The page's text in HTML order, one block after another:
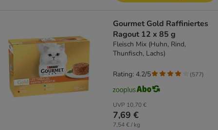
Gourmet Gold Raffiniertes
Ragout 12 x 85 g
Fleisch Mix (Huhn, Rind,
Thunfisch, Lachs)
UVP 10,70 €
7,69 €
7,54 € / kg
Rating: 4.2/5 (577)